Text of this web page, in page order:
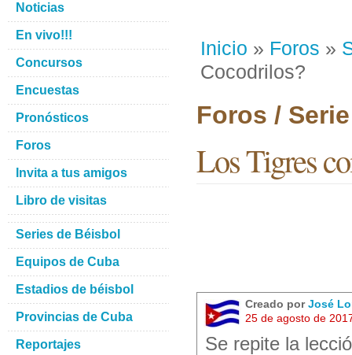
Inicio » Foros »
Cocodrilos?
Foros /
Los Tigres
Creado porJosé
25 de agosto de
Se repite la
Noticias
En vivo!!!
Concursos
Encuestas
Pronósticos
Foros
Invita a tus amigos
Libro de visitas
Series de Béisbol
Equipos de Cuba
Estadios de béisbol
Provincias de Cuba
Reportajes